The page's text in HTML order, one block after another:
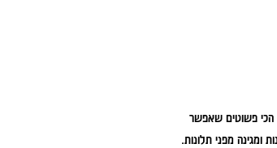
הכי פשוטים שאפשר
ומגינה מפני תלונות.